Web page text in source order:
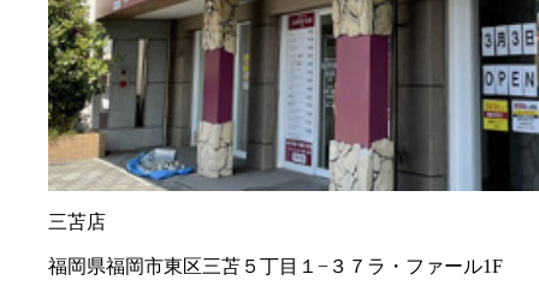
三苫店
福岡県福岡市東区三苫５丁目１−３７ラ・ファール1F